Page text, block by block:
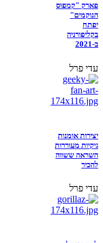
פארק "קמפוס
הנוקמים"
יפתח
בקליפורניה
ב-2021
עדי פרל
יצירות אומנות
גיקיות מעוררות
השראה ששווה
להכיר
עדי פרל